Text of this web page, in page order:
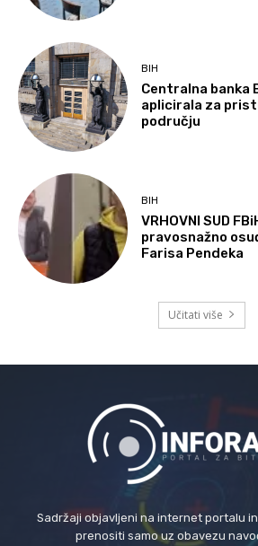
BIH
Centralna banka
aplicirala za
području
BIH
VRHOVNI SUD
pravosnažno
Farisa Pendeka
Učitati više
Sadržaji objavljeni na internet portalu
prenositi samo uz obavezu